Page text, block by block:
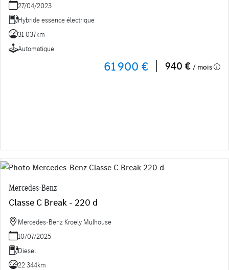
27/04/2023
Hybride essence électrique
31 037km
Automatique
61 900 € 940 € / mois
Mercedes-Benz
Classe C Break - 220 d
Mercedes-Benz Kroely Mulhouse
10/07/2025
Diesel
22 344km